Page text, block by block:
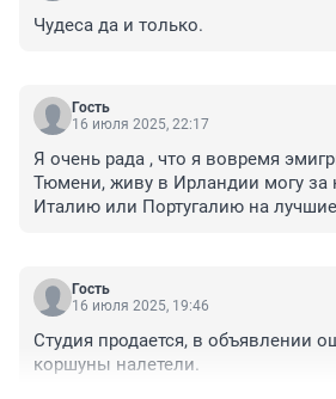
Чудеса да и только.
Гость
16 июля 2025, 22:17
Я очень рада , что я вовремя
Тюмени, живу в Ирландии могу за
Италию или Португалию на
Гость
16 июля 2025, 19:46
Студия продается, в объявлении
коршуны налетели.